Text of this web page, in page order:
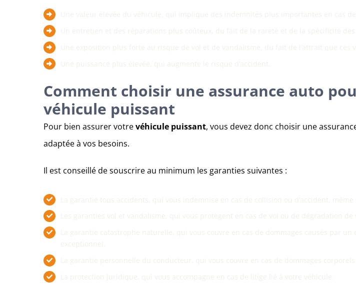
Comment choisir une assurance auto
véhicule puissant
Pour bien assurer votrevéhicule puissant, vous devez donc choisir une
adaptée à vos besoins.
Il est conseillé de souscrire au minimum les garanties suivantes :